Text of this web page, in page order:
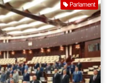
Parlament